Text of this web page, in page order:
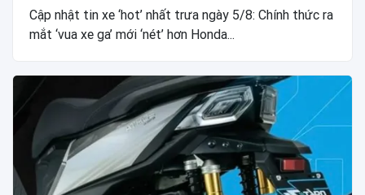
Cập nhật tin xe ‘hot’ nhất trưa ngày 5/8: Chính thức ra
mắt ‘vua xe ga’ mới ‘nét’ hơn Honda...